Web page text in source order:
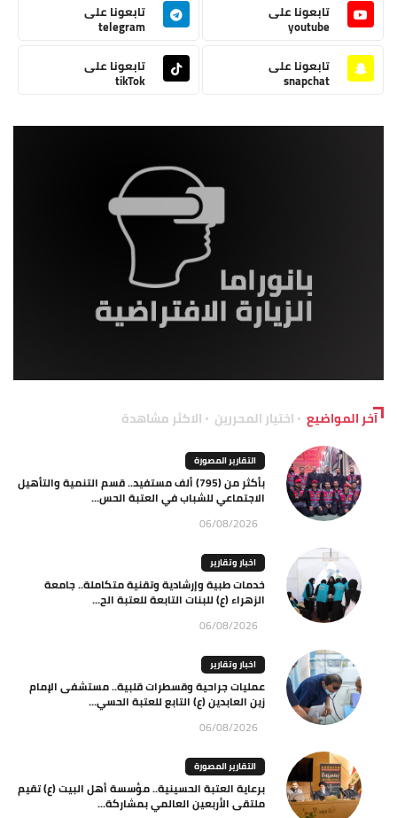
تابعونا على
youtube
تابعونا على
telegram
تابعونا على
snapchat
تابعونا على
tikTok
آخر المواضيع اختيار المحررين الاكثر مشاهدة
التقارير المصورة
بأكثر من (795) ألف مستفيد.. قسم التنمية والتأهيل
الاجتماعي للشباب في العتبة الحس...
06/08/2026
اخبار وتقارير
خدمات طبية وإرشادية وتقنية متكاملة.. جامعة
الزهراء (ع) للبنات التابعة للعتبة الح...
06/08/2026
اخبار وتقارير
عمليات جراحية وقسطرات قلبية.. مستشفى الإمام
زين العابدين (ع) التابع للعتبة الحسي...
06/08/2026
التقارير المصورة
برعاية العتبة الحسينية.. مؤسسة أهل البيت (ع) تقيم
ملتقى الأربعين العالمي بمشاركة...